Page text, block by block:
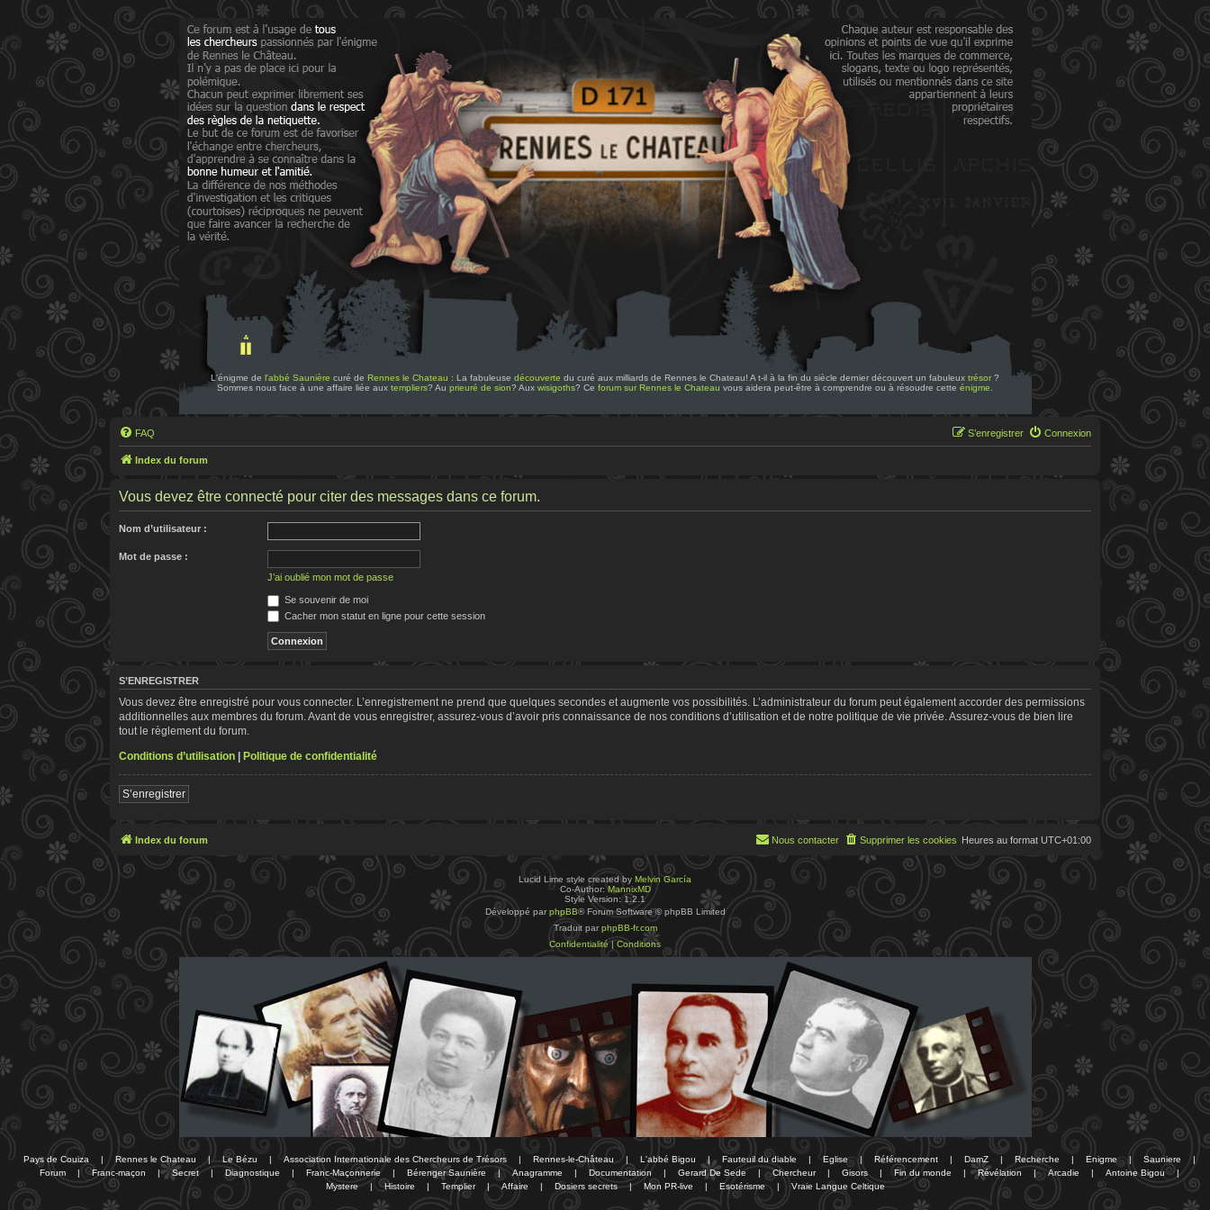
L'énigme de l'abbé Saunière curé de Rennes le Chateau : La fabuleuse découverte du curé aux milliards de Rennes le Chateau! A t-il à la fin du siècle dernier découvert un fabuleux trésor ?
Sommes nous face à une affaire liée aux templiers? Au prieuré de sion? Aux wisigoths? Ce forum sur Rennes le Chateau vous aidera peut-être à comprendre ou à résoudre cette énigme
FAQ Connexion
S’enregistrer
Index du forum
Vous devez être connecté pour citer des messages dans ce forum.
Nom d’utilisateur :
Mot de passe :
J’ai oublié mon mot de passe
Se souvenir de moi
Cacher mon statut en ligne pour cette session
S’ENREGISTRER
Vous devez être enregistré pour vous connecter. L’enregistrement ne prend que quelques secondes et augmente vos possibilités. L’administrateur du forum peut également accorder des permissions
additionnelles aux membres du forum. Avant de vous enregistrer, assurez-vous d’avoir pris connaissance de nos conditions d’utilisation et de notre politique de vie privée. Assurez-vous de bien lire
tout le règlement du forum.
Conditions d’utilisation | Politique de confidentialité
S’enregistrer
Index du forum Heures au format UTC+01:00
Supprimer les cookies
Nous contacter
Lucid Lime style created by Melvin García
Co-Author:MannixMD
Style Version: 1.2.1
Développé par phpBB® Forum Software © phpBB Limited
Traduit par phpBB-fr.com
Confidentialité|Conditions
Pays de Couiza | Rennes le Chateau | Le Bézu | Association Internationale des Chercheurs de Trésors | Rennes-le-Château | L'abbé Bigou | Fauteuil du diable | Eglise | Référencement | DamZ | Recherche | Enigme | Sauniere
|
Forum
| Franc-maçon | Secret | Diagnostique | Franc-Maçonnerie | Bérenger Saunière | Anagramme | Documentation | Gerard De Sede | Chercheur | Gisors | Fin du monde | Révélation | Arcadie | Antoine Bigou
|
Mystere
| Histoire | Templier | Affaire | Dosiers secrets | Mon PR-live | Esotérisme | Vraie Langue Celtique